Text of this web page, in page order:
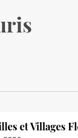
et Villages